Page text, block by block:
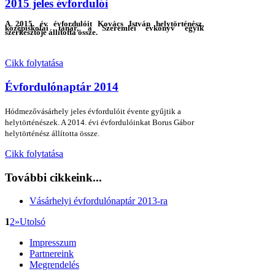
2015 jeles évfordulói
A 2015. év évfordulóit Kovács István helytörténész,
középiskolai tanár, a Szeremlei évkönyv egyik
szerkesztője állította össze.
Cikk folytatása
Évfordulónaptár 2014
Hódmezővásárhely jeles évfordulóit évente gyűjtik a
helytörténészek. A 2014. évi évfordulóinkat Borus Gábor
helytörténész állította össze.
Cikk folytatása
További cikkeink...
Vásárhelyi évfordulónaptár 2013-ra
12»Utolsó
Impresszum
Partnereink
Megrendelés